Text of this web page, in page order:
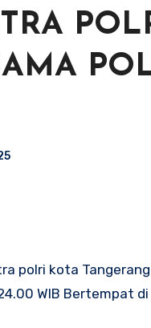
polri kota
WIB Bertempat